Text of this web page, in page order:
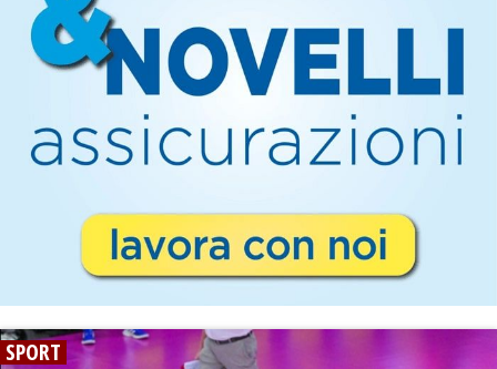
SPORT